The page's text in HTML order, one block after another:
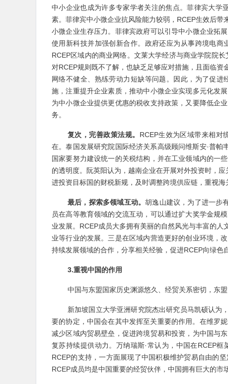
中小企业也成为许多专家学者关注的焦点。菲律宾大学
素。菲律宾中小微企业抗风险能力较弱，RCEP生效后
小微企业生存压力。菲律宾政府可以引导中小微企业拓
使用新科技并加强创新合作。政府还应为从事跨境电
RCEP区域内的商业网络。文莱大学经济与商业学院院
对RCEP规则既不了解，也缺乏足够应对措施，且面临
网络不健全、熟练劳动力短缺等问题。因此，为了促
施，注重提升企业素质，推动中小微企业实现多元化发
为中小微企业提供更优惠的税收支持政策，又要降低企
务。
复次，完善政策法规。 RCEP生效为区域带来相对
在。泰国发展研究院国际经济关系高级顾问维斯安·普
国家要努力建设统一的关税结构，并在工业领域内的一
的透明度。阮英阳认为，越南企业在开展对外投资时，
进投资目标国的财税新规，及时调整跨境供应链，重视
最后，探索多领域互动。胡逸山建议，为了进一步
员在高等教育领域的交流互动，可以通过扩大奖学金规
业发展。RCEP成员大多拥有美丽的自然风光与丰富的
业等行业的发展。三是在区域内营造更好的创业环境，
持续发展领域的合作，分享相关经验，促进RCEP向绿色
3.重视中国的作用
中国与东盟国家历史渊源悠久、经贸关系密切，东
新加坡国立大学亚洲研究院杰出研究员马凯硕认为
要的协定，中国会在其中发挥至关重要的作用。在维罗
减少区域内贸易壁垒，促进跨境贸易和投资，为中国与
复苏持续提供动力。万纳瑞斯·常认为，中国在RCEP
RCEP的支持，一方面展现了中国积极维护贸易自由的
RCEP成员均是中国重要的经贸伙伴，中国拥有巨大的市